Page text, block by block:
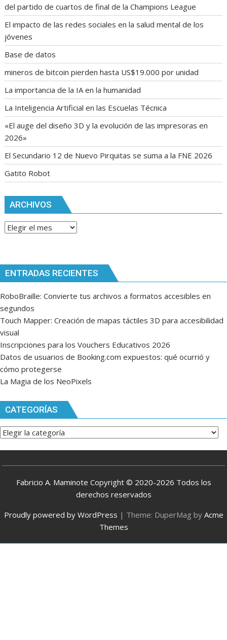
del partido de cuartos de final de la Champions League
El impacto de las redes sociales en la salud mental de los
jóvenes
Base de datos
mineros de bitcoin pierden hasta US$19.000 por unidad
La importancia de la IA en la humanidad
La Inteligencia Artificial en las Escuelas Técnica
«El auge del diseño 3D y la evolución de las impresoras en
2026»
El Secundario 12 de Nuevo Pirquitas se suma a la FNE 2026
Gatito Robot
ARCHIVOS
Archivos
ENTRADAS RECIENTES
RoboBraille: Convierte tus archivos a formatos accesibles en
segundos
Touch Mapper: Creación de mapas táctiles 3D para accesibilidad
visual
Inscripciones para los Vouchers Educativos 2026
Datos de usuarios de Booking.com expuestos: qué ocurrió y
cómo protegerse
La Magia de los NeoPixels
CATEGORÍAS
Categorías
Fabricio A. Maminote Copyright © 2020-2026 Todos los
derechos reservados
Proudly powered by WordPress | Theme: DuperMag by Acme
Themes